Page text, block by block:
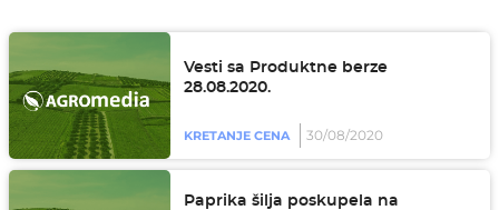
Vesti sa Produktne berze
28.08.2020.
KRETANJE CENA 30/08/2020
Paprika šilja poskupela na